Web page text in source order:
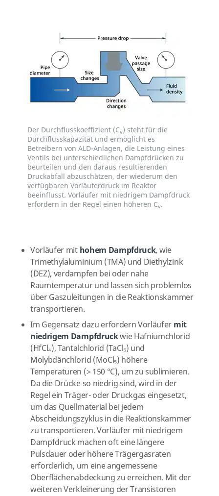
Der Durchflusskoeffizient (Cv) steht für die
Durchflusskapazität und ermöglicht es
Betreibern von ALD-Anlagen, die Leistung eines
Ventils bei unterschiedlichen Dampfdrücken zu
beurteilen und den daraus resultierenden
Druckabfall abzuschätzen, der wiederum den
verfügbaren Vorläuferdruck im Reaktor
beeinflusst. Vorläufer mit niedrigem Dampfdruck
erfordern in der Regel einen höheren Cv.
Vorläufer mit hohem Dampfdruck, wie
Trimethylaluminium (TMA) und Diethylzink
(DEZ), verdampfen bei oder nahe
Raumtemperatur und lassen sich problemlos
über Gaszuleitungen in die Reaktionskammer
transportieren.
Im Gegensatz dazu erfordern Vorläufer mit
niedrigem Dampfdruckwie Hafniumchlorid
(HfCl₄), Tantalchlorid (TaCl₅) und
Molybdänchlorid (MoCl₅) höhere
Temperaturen (> 150 °C), um zu sublimieren.
Da die Drücke so niedrig sind, wird in der
Regel ein Träger- oder Druckgas eingesetzt,
um das Quellmaterial bei jedem
Abscheidungszyklus in die Reaktionskammer
zu transportieren. Vorläufer mit niedrigem
Dampfdruck machen oft eine längere
Pulsdauer oder höhere Trägergasraten
erforderlich, um eine angemessene
Oberflächenabdeckung zu erreichen. Mit der
weiteren Verkleinerung der Transistoren